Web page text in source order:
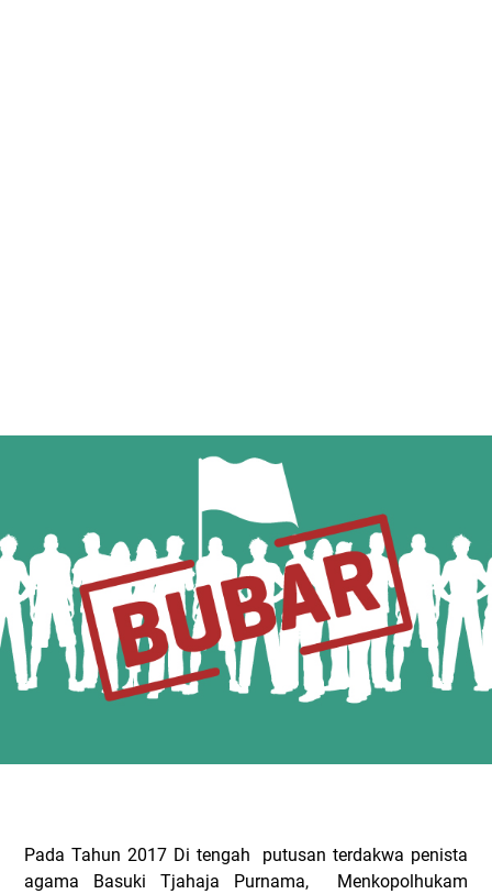
Pada Tahun 2017 Di tengah
putusan terdakwa penista
agama Basuki Tjahaja Purnama,
Menkopolhukam